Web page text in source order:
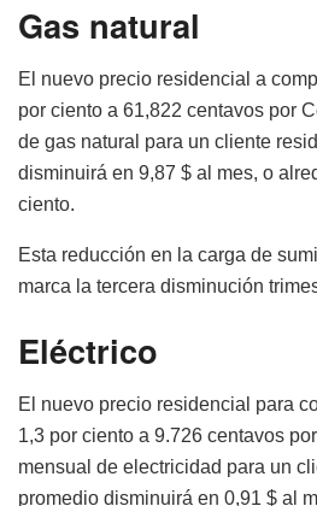
Gas natural
El nuevo precio residencial a
por ciento a 61,822 centavos por
de gas natural para un cliente
disminuirá en 9,87 $ al mes, o
ciento.
Esta reducción en la carga de
marca la tercera disminución
Eléctrico
El nuevo precio residencial para
1,3 por ciento a 9.726 centavos
mensual de electricidad para un
promedio disminuirá en 0,91 $ al